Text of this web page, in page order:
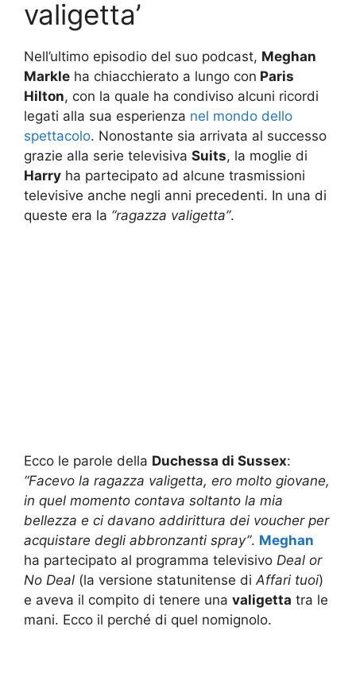
valigetta’
Nell’ultimo episodio del suo podcast, Meghan
Markle ha chiacchierato a lungo con Paris
Hilton, con la quale ha condiviso alcuni ricordi
legati alla sua esperienza nel mondo dello
spettacolo. Nonostante sia arrivata al successo
grazie alla serie televisiva Suits, la moglie di
Harry ha partecipato ad alcune trasmissioni
televisive anche negli anni precedenti. In una di
queste era la “ragazza valigetta”.
Ecco le parole della Duchessa di Sussex:
“Facevo la ragazza valigetta, ero molto giovane,
in quel momento contava soltanto la mia
bellezza e ci davano addirittura dei voucher per
acquistare degli abbronzanti spray”. Meghan
ha partecipato al programma televisivo Deal or
No Deal (la versione statunitense di Affari tuoi)
e aveva il compito di tenere una valigetta tra le
mani. Ecco il perché di quel nomignolo.